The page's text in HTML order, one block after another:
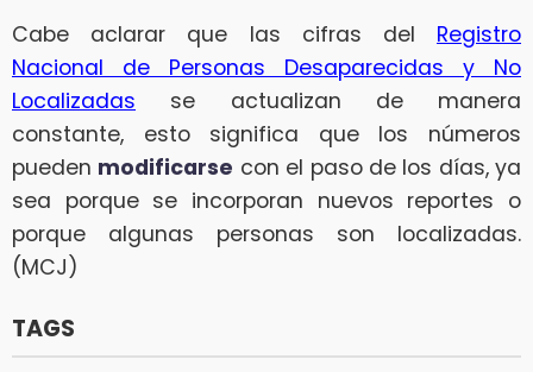
Cabe aclarar que las cifras del Registro
Nacional de Personas Desaparecidas y No
Localizadas se actualizan de manera
constante, esto significa que los números
pueden modificarse con el paso de los días, ya
sea porque se incorporan nuevos reportes o
porque algunas personas son localizadas.
(MCJ)
TAGS